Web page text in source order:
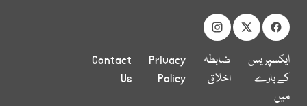
ایکسپریس
کے بارے
میں
ضابطہ
اخلاق
Privacy
Policy
Contact
Us